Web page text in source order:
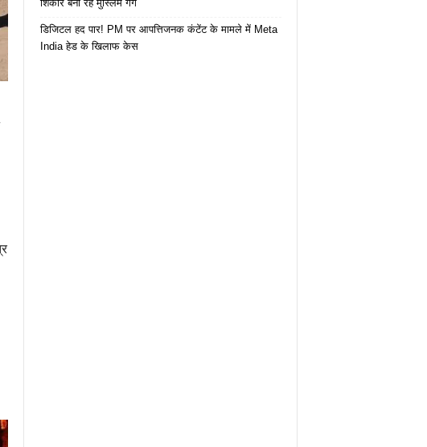
शिकार बना रहे मुस्लिम गैंग
डिजिटल हद पार! PM पर आपत्तिजनक कंटेंट के मामले में Meta
India हेड के खिलाफ केस